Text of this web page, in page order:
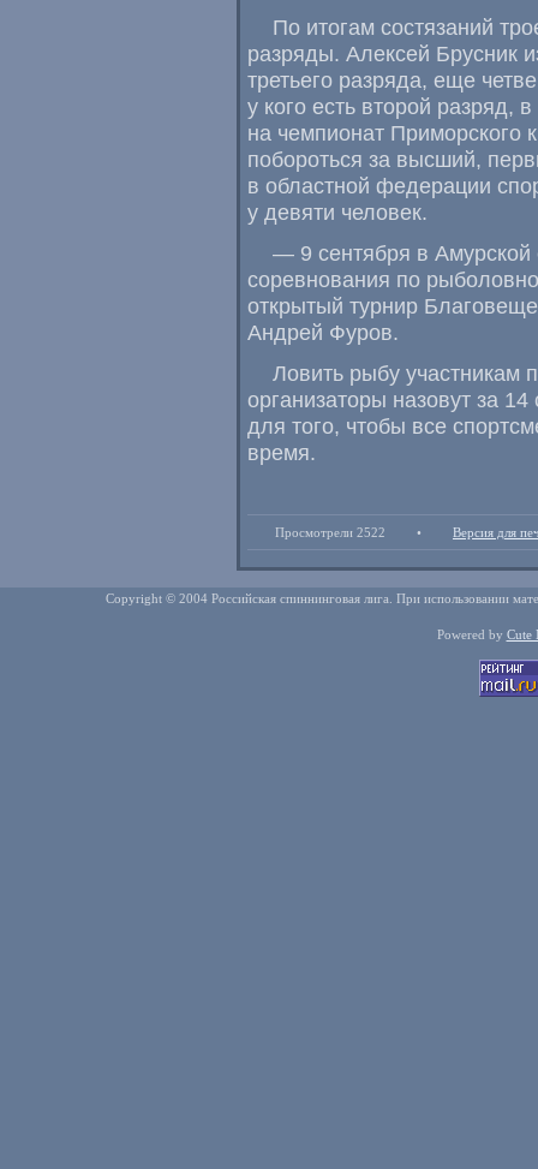
По итогам состязаний
разряды. Алексей Брусник
третьего разряда, еще
у кого есть второй разряд, в
на чемпионат Приморского
побороться за высший,
в областной федерации
у девяти человек.
— 9 сентября в Амурской
соревнования по
открытый турнир
Андрей Фуров.
Ловить рыбу участникам
организаторы назовут за
для того, чтобы все
время.
Просмотрели 2522 • Версия для
Copyright © 2004 Российская спиннинговая лига. При использовании
Powered by Cute